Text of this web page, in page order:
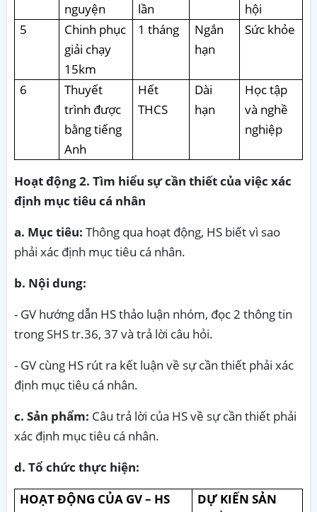
nguyện
lần
hội
5
Chinh phục
giải chạy
15km
1 tháng
Ngắn
hạn
Sức khỏe
6
Thuyết
trình được
bằng tiếng
Anh
Hết
THCS
Dài
hạn
Học tập
và nghề
nghiệp
Hoạt động 2. Tìm hiểu sự cần thiết của việc xác
định mục tiêu cá nhân
a. Mục tiêu: Thông qua hoạt động, HS biết vì sao
phải xác định mục tiêu cá nhân.
b. Nội dung:
- GV hướng dẫn HS thảo luận nhóm, đọc 2 thông tin
trong SHS tr.36, 37 và trả lời câu hỏi.
- GV cùng HS rút ra kết luận về sự cần thiết phải xác
định mục tiêu cá nhân.
c. Sản phẩm: Câu trả lời của HS về sự cần thiết phải
xác định mục tiêu cá nhân.
d. Tổ chức thực hiện:
HOẠT ĐỘNG CỦA GV – HS
DỰ KIẾN SẢN